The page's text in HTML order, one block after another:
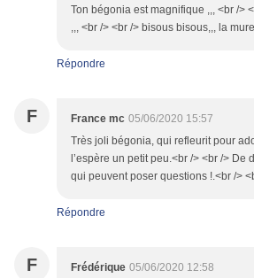
Ton bégonia est magnifique ,,, <br />
,,, <br /> <br /> bisous bisous,,, la
Répondre
F France mc 05/06/2020 15:57
Très joli bégonia, qui refleurit pour
l’espère un petit peu.<br /> <br /> De
qui peuvent poser questions !.<br />
Répondre
F Frédérique 05/06/2020 12:58